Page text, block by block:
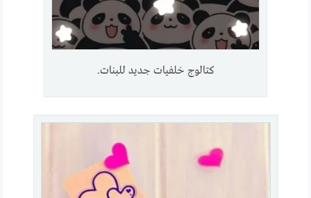
كتالوج خلفيات جديد للبنات.